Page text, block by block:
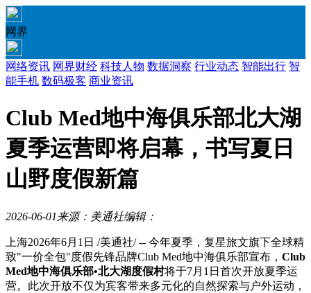
网界
网络资讯 网界财经 科技人物 数据洞察 行业动态 智能出行 智
能手机 数码极客 商业资讯
Club Med地中海俱乐部北大湖
夏季运营即将启幕，书写夏日
山野度假新篇
2026-06-01 来源：美通社编辑：
上海2026年6月1日 /美通社/ -- 今年夏季，复星旅文旗下全球精
致"一价全包"度假先锋品牌Club Med地中海俱乐部宣布， Club
Med地中海俱乐部•北大湖度假村将于7月1日首次开放夏季运
营。此次开放不仅为宾客带来多元化的自然探索与户外运动，